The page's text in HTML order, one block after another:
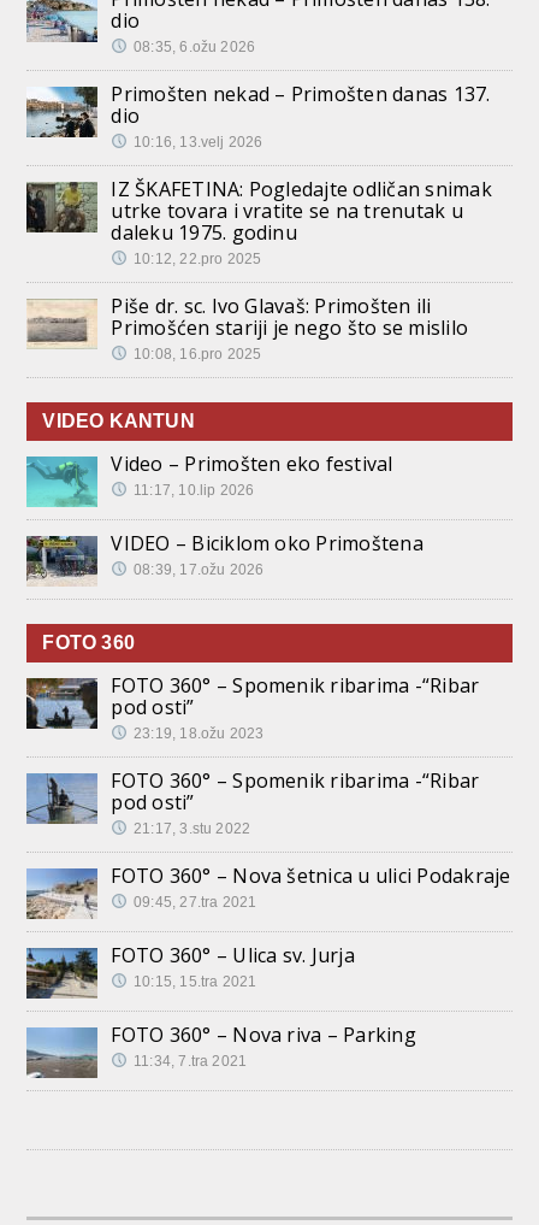
dio
08:35, 6.ožu 2026
Primošten nekad – Primošten danas 137.
dio
10:16, 13.velj 2026
IZ ŠKAFETINA: Pogledajte odličan snimak
utrke tovara i vratite se na trenutak u
daleku 1975. godinu
10:12, 22.pro 2025
Piše dr. sc. Ivo Glavaš: Primošten ili
Primošćen stariji je nego što se mislilo
10:08, 16.pro 2025
VIDEO KANTUN
Video – Primošten eko festival
11:17, 10.lip 2026
VIDEO – Biciklom oko Primoštena
08:39, 17.ožu 2026
FOTO 360
FOTO 360° – Spomenik ribarima -“Ribar
pod osti”
23:19, 18.ožu 2023
FOTO 360° – Spomenik ribarima -“Ribar
pod osti”
21:17, 3.stu 2022
FOTO 360° – Nova šetnica u ulici Podakraje
09:45, 27.tra 2021
FOTO 360° – Ulica sv. Jurja
10:15, 15.tra 2021
FOTO 360° – Nova riva – Parking
11:34, 7.tra 2021